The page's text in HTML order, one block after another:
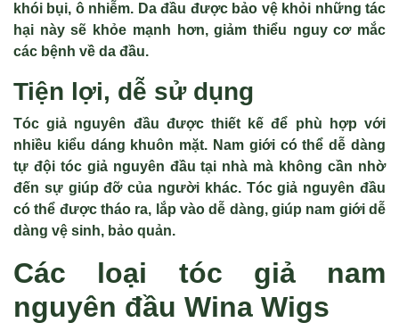
khói bụi, ô nhiễm. Da đầu được bảo vệ khỏi những tác
hại này sẽ khỏe mạnh hơn, giảm thiểu nguy cơ mắc
các bệnh về da đầu.
Tiện lợi, dễ sử dụng
Tóc giả nguyên đầu được thiết kế để phù hợp với
nhiều kiểu dáng khuôn mặt. Nam giới có thể dễ dàng
tự đội tóc giả nguyên đầu tại nhà mà không cần nhờ
đến sự giúp đỡ của người khác. Tóc giả nguyên đầu
có thể được tháo ra, lắp vào dễ dàng, giúp nam giới dễ
dàng vệ sinh, bảo quản.
Các loại tóc giả nam
nguyên đầu Wina Wigs